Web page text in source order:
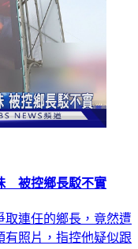
被控鄉長駁不實
連任的鄉長，竟然遭
有照片，指控他疑似跟